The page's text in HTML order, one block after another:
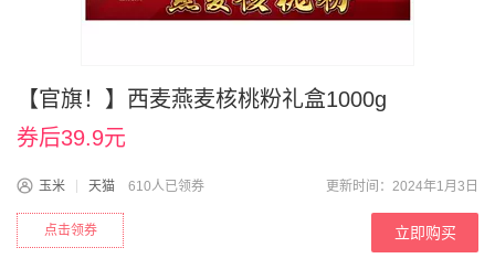
【官旗！】西麦燕麦核桃粉礼盒1000g
券后39.9元
玉米 天猫 610人已领券 更新时间：2024年1月3日
点击领券 立即购买